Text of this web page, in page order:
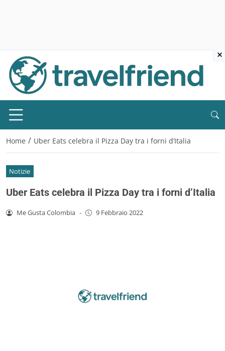
Home / Uber Eats celebra il Pizza Day tra i forni d’Italia
Notizie
Uber Eats celebra il Pizza Day tra i forni d’Italia
Me Gusta Colombia - 9 Febbraio 2022
×